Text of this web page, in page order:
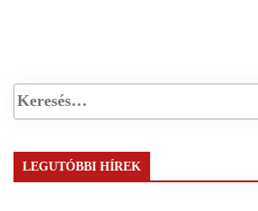
LEGUTÓBBI HÍREK